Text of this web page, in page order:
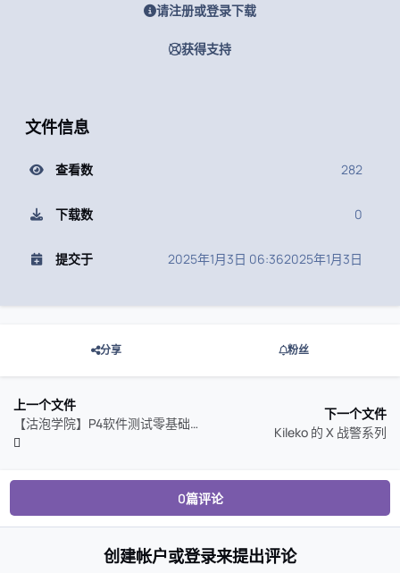
请注册或登录下载
获得支持
文件信息
查看数 282
下载数 0
提交于 2025年1月3日 06:362025年1月3日
分享 粉丝
上一个文件
【沽泡学院】P4软件测试零基础入门
下一个文件
Kileko 的 X 战警系列
0篇评论
创建帐户或登录来提出评论